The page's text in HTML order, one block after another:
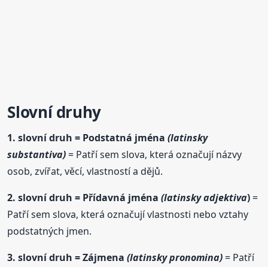
Slovnídruhy
1. slovnídruh = Podstatná jména(latinsky
substantiva)= Patří sem slova, která označují názvy
osob, zvířat, věcí, vlastností a dějů.
2. slovnídruh = Přídavná jména (latinsky adjektiva)=
Patří sem slova, která označují vlastnosti nebo vztahy
podstatných jmen.
3. slovnídruh = Zájmena(latinsky pronomina)= Patří